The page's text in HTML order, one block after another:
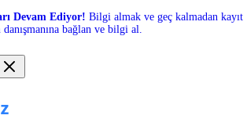
Devam Ediyor! Bilgi almak ve geç kalmadan kayıt
bağlan ve bilgi al.